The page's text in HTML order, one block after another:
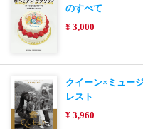
のすべて
¥ 3,000
クイーン×ミュー
レスト
¥ 3,960